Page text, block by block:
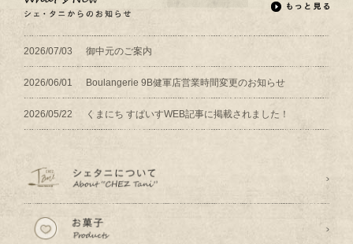
2026/07/03 御中元のご案内
2026/06/01 Boulangerie 9B健軍店営業時間変更のお知らせ
2026/05/22 くまにち すぱいすWEB記事に掲載されました！